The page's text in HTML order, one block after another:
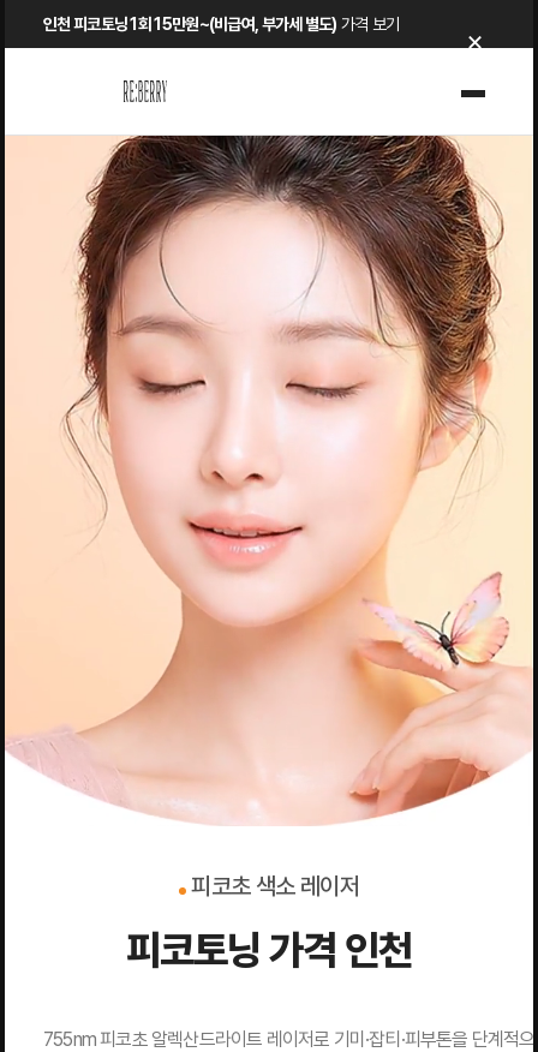
to
인천 피코토닝 1회 15만원~(비급여, 부가세 별도) 가격 보기 ×
피코초 색소 레이저
피코토닝 가격 인천
755nm 피코초 알렉산드라이트 레이저로 기미·잡티·피부톤을 단계적